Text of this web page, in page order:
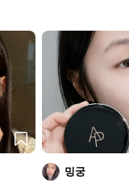
밍궁